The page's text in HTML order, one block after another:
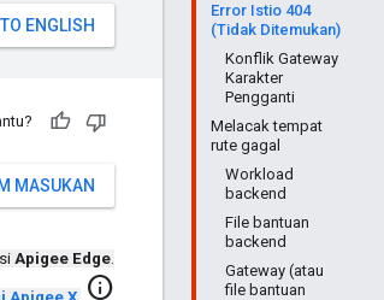
Error Istio 404
(Tidak Ditemukan)
Konflik Gateway
Karakter
Pengganti
Melacak tempat
rute gagal
Workload
backend
File bantuan
backend
Gateway (atau
file bantuan
MASUKAN
Apigee Edge.
info